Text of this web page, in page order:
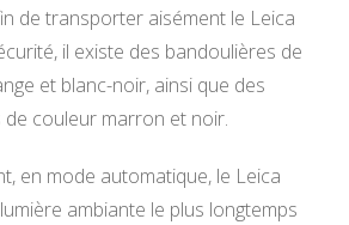
de transporter aisément le Leica
il existe des bandoulières de
et blanc-noir, ainsi que des
couleur marron et noir.
en mode automatique, le Leica
ambiante le plus longtemps